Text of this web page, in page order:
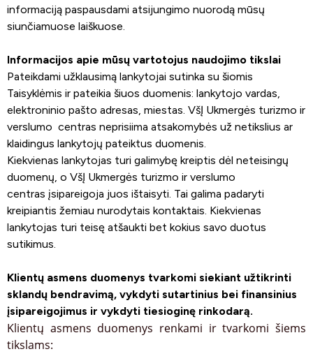
informaciją paspausdami atsijungimo nuorodą mūsų
siunčiamuose laiškuose.
Informacijos apie mūsų vartotojus naudojimo tikslai
Pateikdami užklausimą lankytojai sutinka su šiomis
Taisyklėmis ir pateikia šiuos duomenis: lankytojo vardas,
elektroninio pašto adresas, miestas. VšĮ Ukmergės turizmo ir
verslumo centras neprisiima atsakomybės už netikslius ar
klaidingus lankytojų pateiktus duomenis.
Kiekvienas lankytojas turi galimybę kreiptis dėl neteisingų
duomenų, o VšĮ Ukmergės turizmo ir verslumo
centras įsipareigoja juos ištaisyti. Tai galima padaryti
kreipiantis žemiau nurodytais kontaktais. Kiekvienas
lankytojas turi teisę atšaukti bet kokius savo duotus
sutikimus.
Klientų asmens duomenys tvarkomi siekiant užtikrinti
sklandų bendravimą, vykdyti sutartinius bei finansinius
įsipareigojimus ir vykdyti tiesioginę rinkodarą.
Klientų asmens duomenys renkami ir tvarkomi šiems
tikslams: